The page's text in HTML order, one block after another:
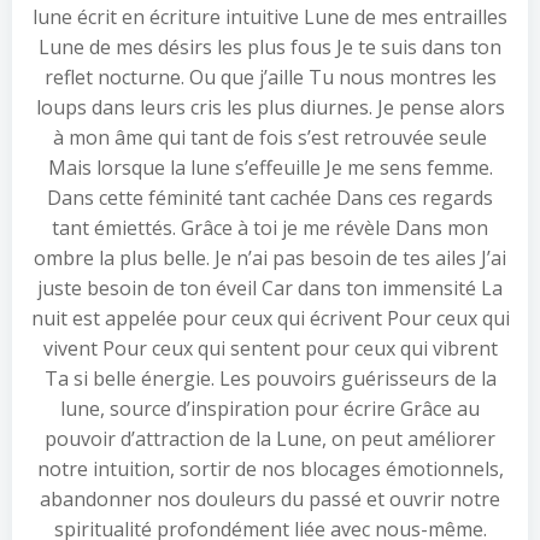
lune écrit en écriture intuitive Lune de mes entrailles
Lune de mes désirs les plus fous Je te suis dans ton
reflet nocturne. Ou que j’aille Tu nous montres les
loups dans leurs cris les plus diurnes. Je pense alors
à mon âme qui tant de fois s’est retrouvée seule
Mais lorsque la lune s’effeuille Je me sens femme.
Dans cette féminité tant cachée Dans ces regards
tant émiettés. Grâce à toi je me révèle Dans mon
ombre la plus belle. Je n’ai pas besoin de tes ailes J’ai
juste besoin de ton éveil Car dans ton immensité La
nuit est appelée pour ceux qui écrivent Pour ceux qui
vivent Pour ceux qui sentent pour ceux qui vibrent
Ta si belle énergie. Les pouvoirs guérisseurs de la
lune, source d’inspiration pour écrire Grâce au
pouvoir d’attraction de la Lune, on peut améliorer
notre intuition, sortir de nos blocages émotionnels,
abandonner nos douleurs du passé et ouvrir notre
spiritualité profondément liée avec nous-même.